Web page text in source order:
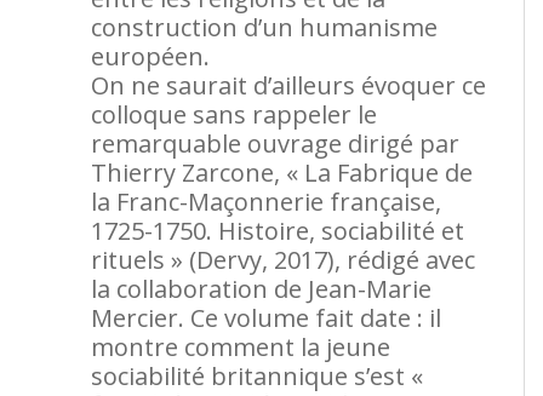
construction d’un humanisme
européen.
On ne saurait d’ailleurs évoquer ce
colloque sans rappeler le
remarquable ouvrage dirigé par
Thierry Zarcone, « La Fabrique de
la Franc-Maçonnerie française,
1725-1750. Histoire, sociabilité et
rituels » (Dervy, 2017), rédigé avec
la collaboration de Jean-Marie
Mercier. Ce volume fait date : il
montre comment la jeune
sociabilité britannique s’est «